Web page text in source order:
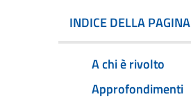
INDICE DELLA PAGINA
A chi è rivolto
Approfondimenti